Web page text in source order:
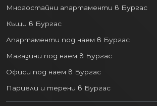
Многостайни апартаменти в Бургас
Къщи в Бургас
Апартаменти под наем в Бургас
Магазини под наем в Бургас
Офиси под наем в Бургас
Парцели и терени в Бургас